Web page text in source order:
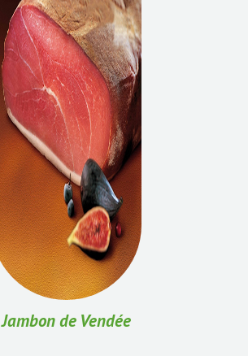
Jambon de Vendée